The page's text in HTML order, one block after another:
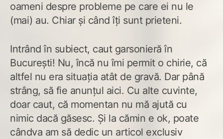
oameni despre probleme pe care ei nu le
(mai) au. Chiar și când îți sunt prieteni.
Intrând în subiect, caut garsonieră în
București! Nu, încă nu îmi permit o chirie, că
altfel nu era situația atât de gravă. Dar până
strâng, să fie anunțul aici. Cu alte cuvinte,
doar caut, că momentan nu mă ajută cu
nimic dacă găsesc. Și la cămin e ok, poate
cândva am să dedic un articol exclusiv